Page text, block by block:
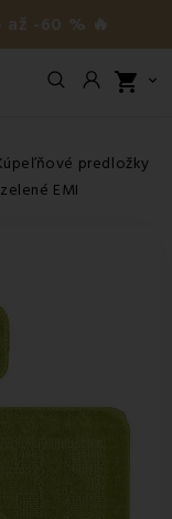
až -60 % 🔥
shopping_cart 
predložky
EMI